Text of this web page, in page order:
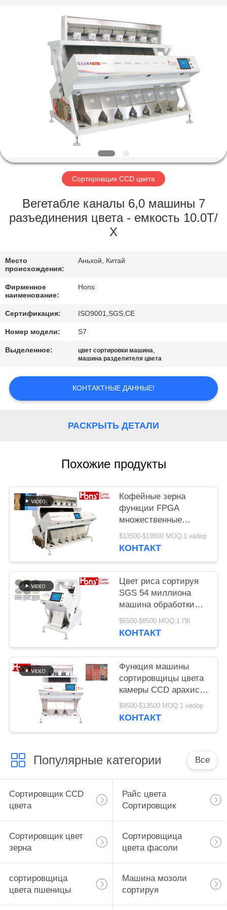
ПРОДУКТЫ
ПУТЕШЕСТВИЕ
ФАБРИКИ
ПРОВЕРКА
СВЯЖИТЕСЬ
МЫ
СПРОСИТЕ
ЦИТАТУ
САЙТА
Сортировщик CCD цвета
Вегетабле каналы 6,0 машины 7
разъединения цвета - емкость 10.0Т/
Х
Место
происхождения:
Аньхой, Китай
Фирменное
наименование:
Hons
Сертификация: ISO9001,SGS,CE
Номер модели: S7
Выделенное: цвет сортировки машина,
машина разделителя цвета
КОНТАКТНЫЕ ДАННЫЕ!
РАСКРЫТЬ ДЕТАЛИ
Похожие продукты
Кофейные зерна
функции FPGA
множественные
красят сортируя
машину
$13500-$19000 MOQ:1 набор
КОНТАКТ
Цвет риса сортируя
SGS 54 миллиона
машина обработки
разделителя пиксела
$6500-$8500 MOQ:1 ПК
КОНТАКТ
Функция машины
сортировщицы цвета
камеры CCD арахиса
3 парашютов
множественная
$9500-$13500 MOQ:1 набор
КОНТАКТ
Популярные категории Все
Сортировщик CCD
цвета
Райс цвета
Сортировщик
Сортировщик цвет
зерна
Сортировщица
цвета фасоли
сортировщица
цвета пшеницы
Машина мозоли
сортируя